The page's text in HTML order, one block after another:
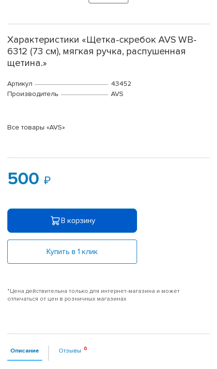
Характеристики «Щетка-скребок AVS WB-
6312 (73 cм), мягкая ручка, распушенная
щетина.»
Артикул
43452
Производитель
AVS
Все товары «AVS»
500
В корзину
Купить в 1 клик
*Цена действительна только для интернет-магазина и может
отличаться от цен в розничных магазинах
Описание Отзывы